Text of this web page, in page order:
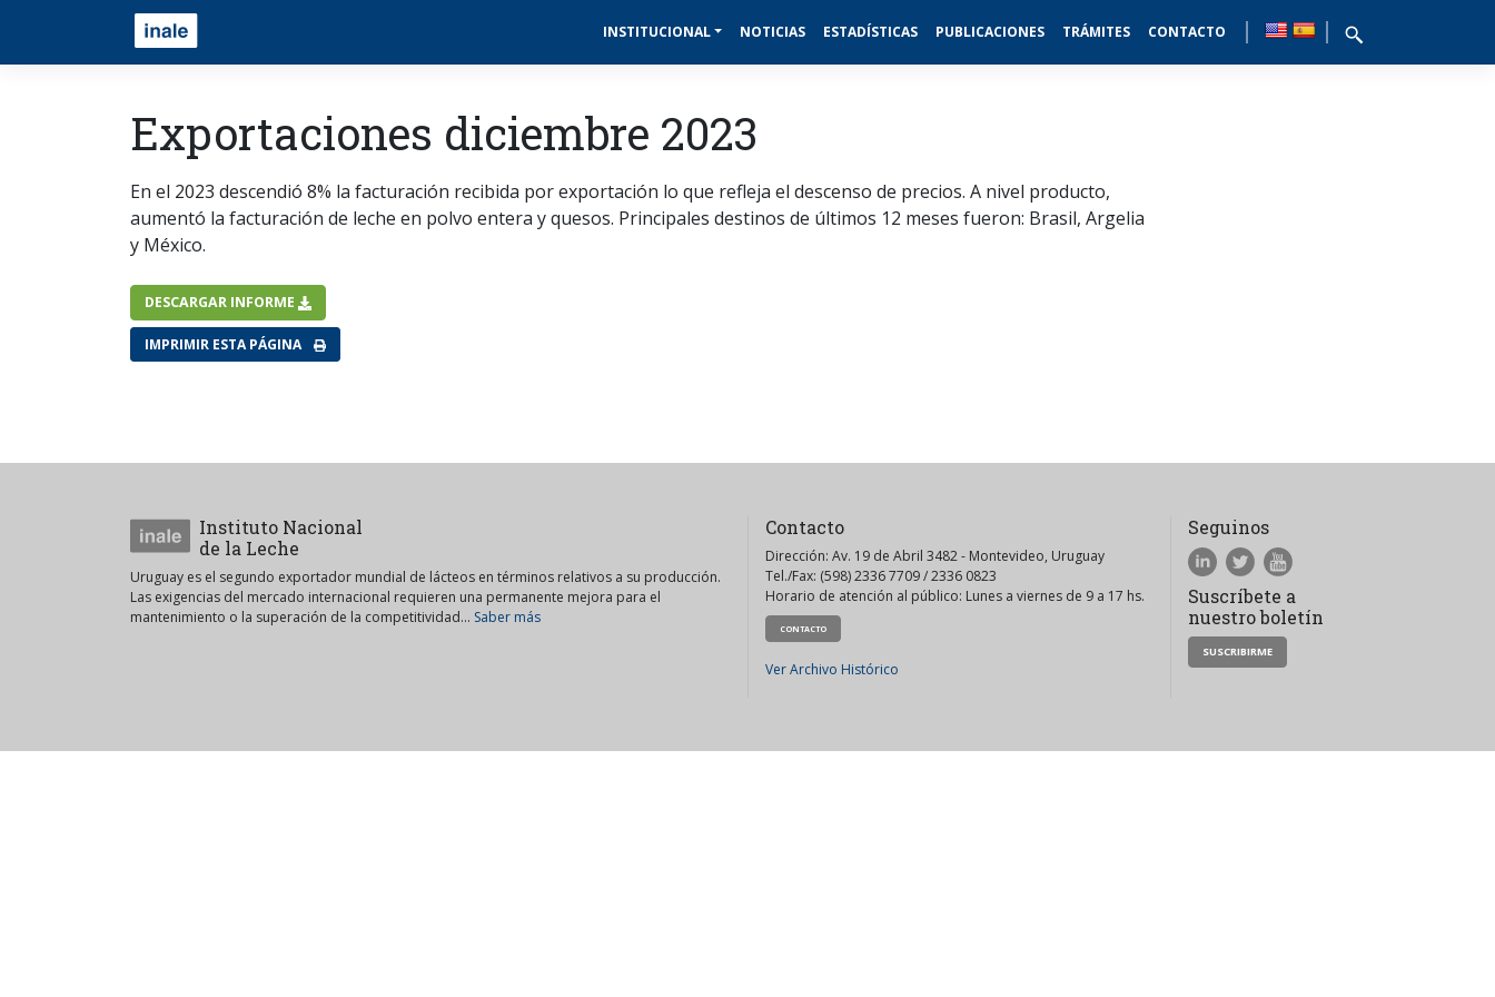
INSTITUCIONAL NOTICIAS ESTADÍSTICAS PUBLICACIONES TRÁMITES CONTACTO
Exportaciones diciembre 2023
En el 2023 descendió 8% la facturación recibida por exportación lo que refleja el descenso de precios. A nivel producto,
aumentó la facturación de leche en polvo entera y quesos. Principales destinos de últimos 12 meses fueron: Brasil, Argelia
y México.
DESCARGAR INFORME
IMPRIMIR ESTA PÁGINA
Instituto Nacional
de la Leche
Uruguay es el segundo exportador mundial de lácteos en términos relativos a su producción.
Las exigencias del mercado internacional requieren una permanente mejora para el
mantenimiento o la superación de la competitividad... Saber más
Contacto
Dirección: Av. 19 de Abril 3482 - Montevideo, Uruguay
Tel./Fax: (598) 2336 7709 / 2336 0823
Horario de atención al público: Lunes a viernes de 9 a 17 hs.
CONTACTO
Ver Archivo Histórico
Seguinos
Suscríbete a
nuestro boletín
SUSCRIBIRME